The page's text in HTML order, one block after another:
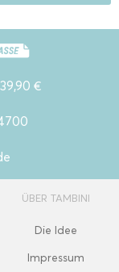
€
ÜBER TAMBINI
Die Idee
Impressum